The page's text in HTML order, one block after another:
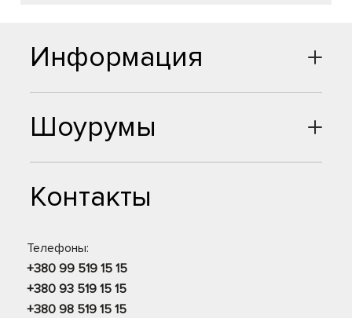
Шоурумы
Контакты
Телефоны:
+380 99 519 15 15
+380 93 519 15 15
+380 98 519 15 15
Информация